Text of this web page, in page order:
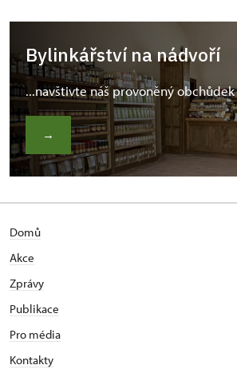
Bylinkářství na nádvoří
...navštivte náš provoněný obchůdek
→
Domů
Akce
Zprávy
Publikace
Pro média
Kontakty